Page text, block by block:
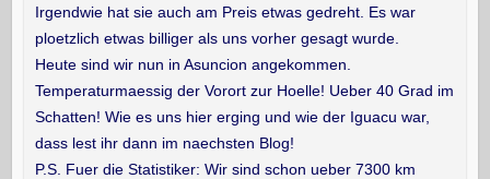
Irgendwie hat sie auch am Preis etwas gedreht. Es war
ploetzlich etwas billiger als uns vorher gesagt wurde.
Heute sind wir nun in Asuncion angekommen.
Temperaturmaessig der Vorort zur Hoelle! Ueber 40 Grad im
Schatten! Wie es uns hier erging und wie der Iguacu war,
dass lest ihr dann im naechsten Blog!
P.S. Fuer die Statistiker: Wir sind schon ueber 7300 km